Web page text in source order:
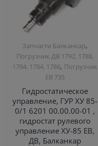
Запчасти Балканкар,
Погрузчик ДВ 1792, 1788,
1794, 1784, 1786, Погрузчик
ЕВ 735
Гидростатическое
управление, ГУР ХУ 85-
0/1 6201 00.00.00-01 ,
гидростат рулевого
управление ХУ-85 ЕВ,
ДВ, Балканкар